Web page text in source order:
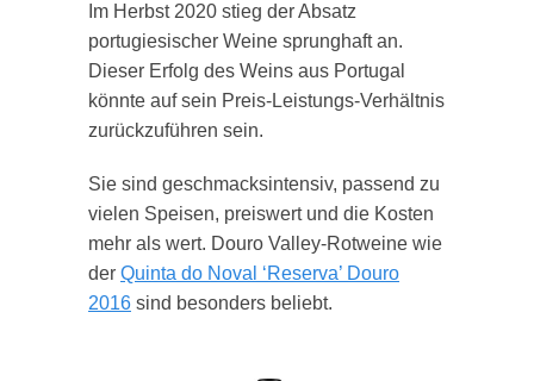
Im Herbst 2020 stieg der Absatz
portugiesischer Weine sprunghaft an.
Dieser Erfolg des Weins aus Portugal
könnte auf sein Preis-Leistungs-Verhältnis
zurückzuführen sein.
Sie sind geschmacksintensiv, passend zu
vielen Speisen, preiswert und die Kosten
mehr als wert. Douro Valley-Rotweine wie
der Quinta do Noval ‘Reserva’ Douro
2016 sind besonders beliebt.